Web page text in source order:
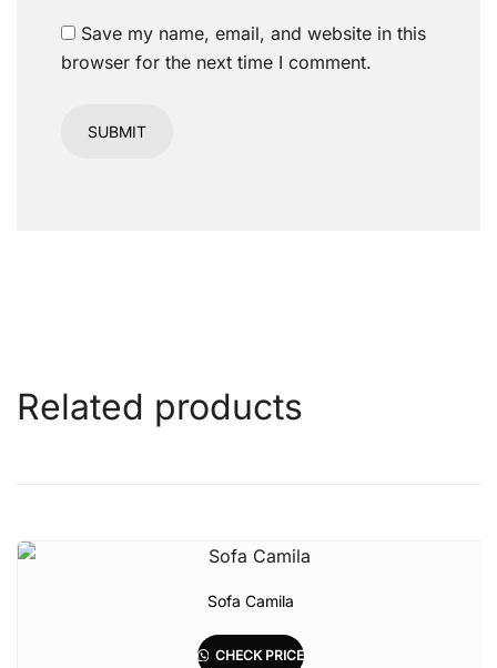
Save my name, email, and website in this
browser for the next time I comment.
Related products
Sofa Camila
CHECK PRICE